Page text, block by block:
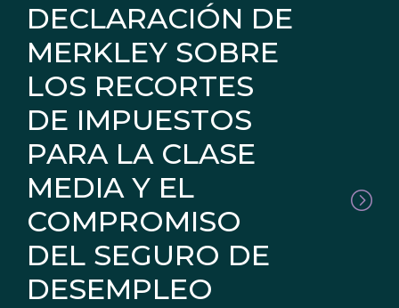
DECLARACIÓN DE
MERKLEY SOBRE
LOS RECORTES
DE IMPUESTOS
PARA LA CLASE
MEDIA Y EL
COMPROMISO
DEL SEGURO DE
DESEMPLEO